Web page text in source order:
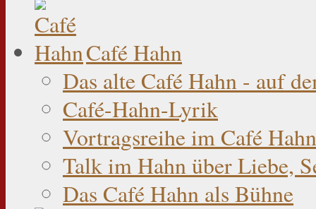
Café Hahn
Das alte Café Hahn - auf
Café-Hahn-Lyrik
Vortragsreihe im Café
Talk im Hahn über Liebe,
Das Café Hahn als Bühne